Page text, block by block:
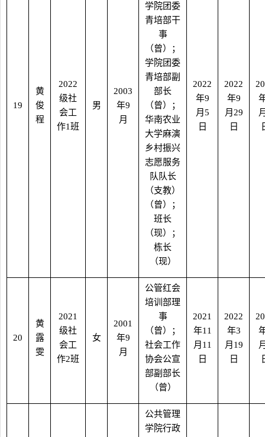
19
黄
俊
程
2022
级社
会工
作1班
男
2003
年9
月
学院团委
青培部干
事
（曾）；
学院团委
青培部副
部长
（曾）；
华南农业
大学麻演
乡村振兴
志愿服务
队队长
（支教）
（曾）；
班长
（现）；
栋长
（现）
2022
年9
月5
日
2022
年9
月 29
日
20
黄
露
雯
2021
级社
会工
作2班
女
2001
年9
月
公管红会
培训部理
事
（曾）；
社会工作
协会公宣
部副部长
（曾）
2021
年11
月 11
日
2022
年3
月 19
日
公共管理
学院行政